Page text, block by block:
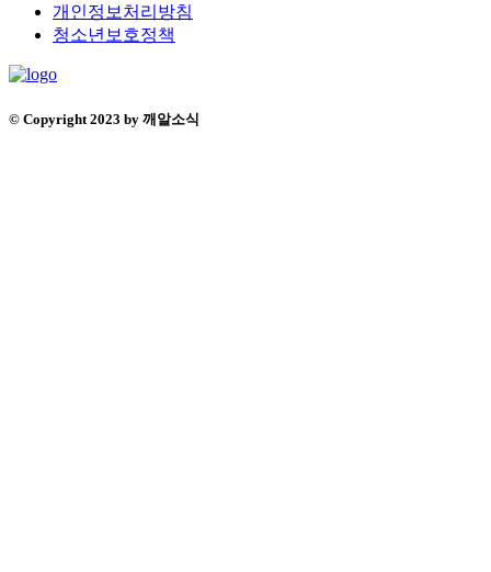
개인정보처리방침
청소년보호정책
© Copyright 2023 by 깨알소식